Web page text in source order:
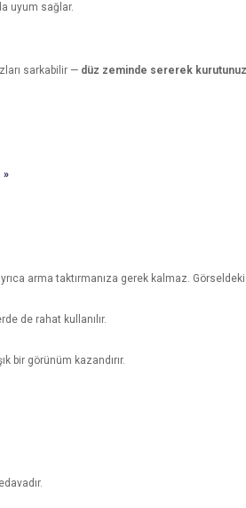
uyum sağlar.
sarkabilir — düz zeminde sererek kurutunuz
»
arma taktırmanıza gerek kalmaz.
de rahat kullanılır.
bir görünüm kazandırır.